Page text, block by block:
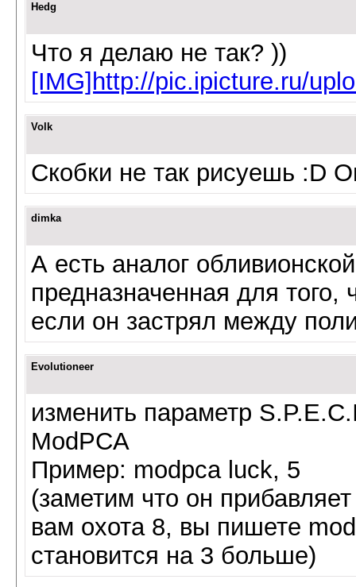
Hedg
Что я делаю не так? ))
[IMG]http://pic.ipicture.ru/
Volk
Скобки не так рисуешь :D
dimka
А есть аналог
предназначенная для
если он застрял между
Evolutioneer
изменить параметр
ModPCA
Пpимep: modpca luck, 5
(заметим что он
вам охота 8, вы пишете
становится на 3 больше)